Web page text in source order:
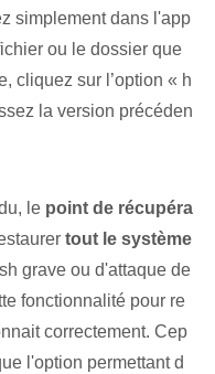
simplement⁢ dans l'app
ou le dossier que
cliquez sur l’option « h
la version précéden
le point de récupéra
tout le système
grave ou d'attaque de
fonctionnalité pour re
correctement. Cep
l'option permettant d